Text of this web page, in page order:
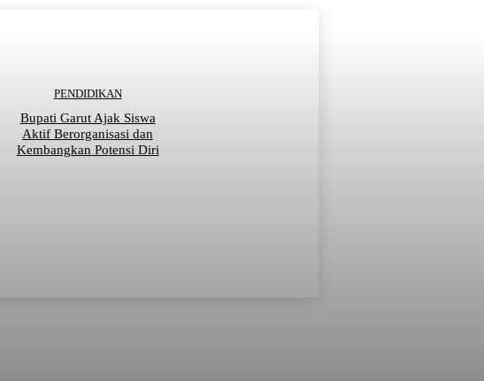
PENDIDIKAN
Bupati Garut Ajak Siswa
Aktif Berorganisasi dan
Kembangkan Potensi Diri